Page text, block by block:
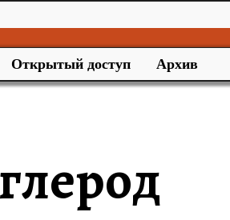
Открытый доступ Архив